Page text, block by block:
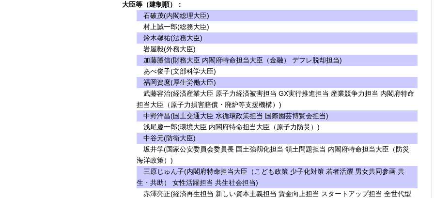
大臣等（建制順）：
石破茂(内閣総理大臣)
村上誠一郎(総務大臣)
鈴木馨祐(法務大臣)
岩屋毅(外務大臣)
加藤勝信(財務大臣 内閣府特命担当大臣（金融） デフレ脱却担当)
あべ俊子(文部科学大臣)
福岡資麿(厚生労働大臣)
武藤容治(経済産業大臣 原子力経済被害担当 GX実行推進担当 産業競争力担当 内閣府特命
担当大臣（原子力損害賠償・廃炉等支援機構）)
中野洋昌(国土交通大臣 水循環政策担当 国際園芸博覧会担当)
浅尾慶一郎(環境大臣 内閣府特命担当大臣（原子力防災）)
中谷元(防衛大臣)
坂井学(国家公安委員会委員長 国土強靱化担当 領土問題担当 内閣府特命担当大臣（防災
海洋政策）)
三原じゅん子(内閣府特命担当大臣（こども政策 少子化対策 若者活躍 男女共同参画 共
生・共助） 女性活躍担当 共生社会担当)
赤澤亮正(経済再生担当 新しい資本主義担当 賃金向上担当 スタートアップ担当 全世代型